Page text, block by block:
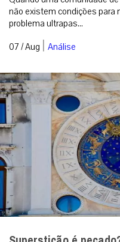
não existem condições para
problema ultrapas...
07 / Aug | Análise